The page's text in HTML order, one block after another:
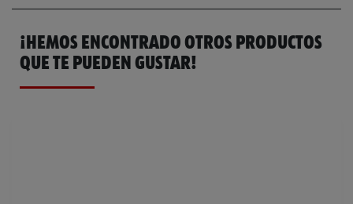
Longitud 65 mm
Accionamiento 3/4 pulgada
Anchura de la espiga
Catálogo General 1952001146
¡HEMOS ENCONTRADO OTROS PRODUCTOS
QUE TE PUEDEN GUSTAR!